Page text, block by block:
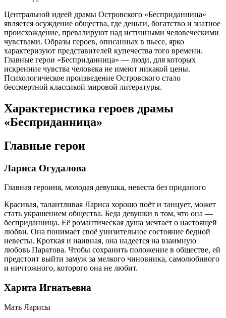
Центральной идеей драмы Островского «Бесприданница»
является осуждение общества, где деньги, богатство и знатное
происхождение, превалируют над истинными человеческими
чувствами. Образы героев, описанных в пьесе, ярко
характеризуют представителей купечества того времени.
Главные герои «Бесприданница» — люди, для которых
искренние чувства человека не имеют никакой цены.
Психологическое произведение Островского стало
бессмертной классикой мировой литературы.
Характеристика героев драмы
«Бесприданница»
Главные герои
Лариса Огудалова
Главная героиня, молодая девушка, невеста без приданого
Красивая, талантливая Лариса хорошо поёт и танцует, может
стать украшением общества. Беда девушки в том, что она —
бесприданница. Её романтическая душа мечтает о настоящей
любви. Она понимает своё унизительное состояние бедной
невесты. Кроткая и наивная, она надеется на взаимную
любовь Паратова. Чтобы сохранить положение в обществе, ей
предстоит выйти замуж за мелкого чиновника, самолюбивого
и ничтожного, которого она не любит.
Харита Игнатьевна
Мать Ларисы